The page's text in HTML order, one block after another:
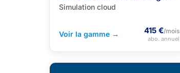
Simulation cloud
Voir la gamme → 415 €/mois
abo. annuel